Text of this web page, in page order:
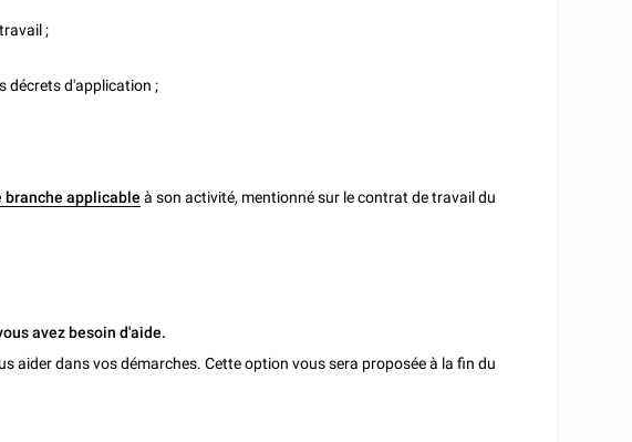
;
décrets d'application ;
branche applicable à son activité, mentionné sur le contrat de travail du
avez besoin d'aide.
aider dans vos démarches. Cette option vous sera proposée à la fin du